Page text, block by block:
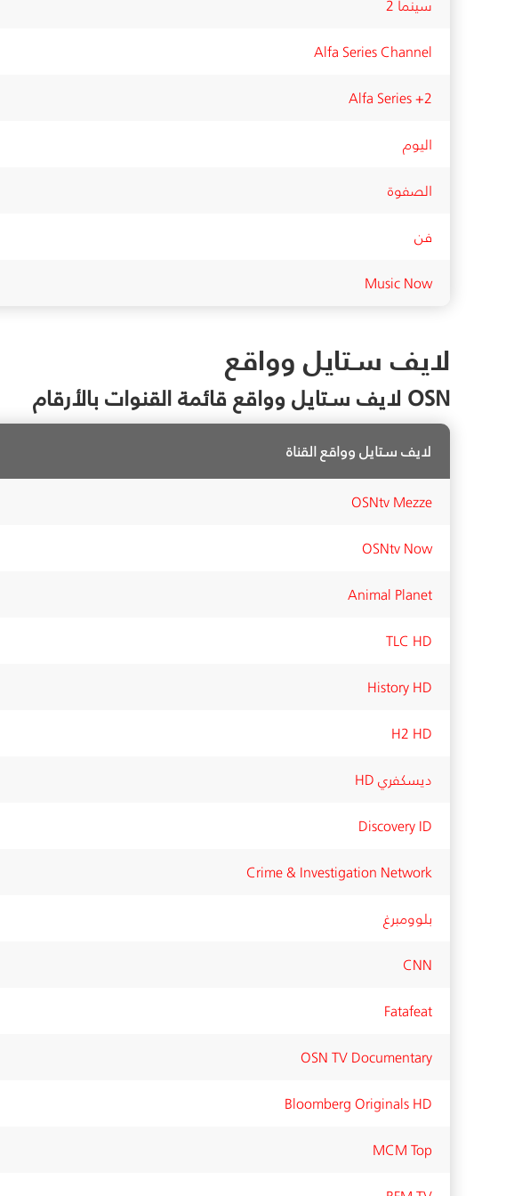
Alfa Series Channel
Alfa Series +2
اليوم
الصفوة
فن
Music Now
لايف سـتايل وواقع
OSN لايف سـتايل وواقع قائمة القنوات بالأرقام
لايف سـتايل وواقع القناة
OSNtv Mezze
OSNtv Now
Animal Planet
TLC HD
History HD
H2 HD
ديسكفري HD
Discovery ID
Crime & Investigation Network
بلوومبرغ
CNN
Fatafeat
OSN TV Documentary
Bloomberg Originals HD
MCM Top